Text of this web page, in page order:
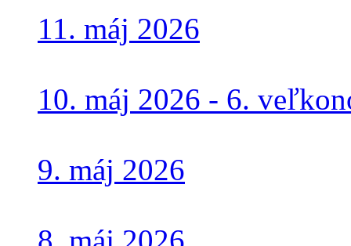
11. máj 2026
10. máj 2026 - 6.
9. máj 2026